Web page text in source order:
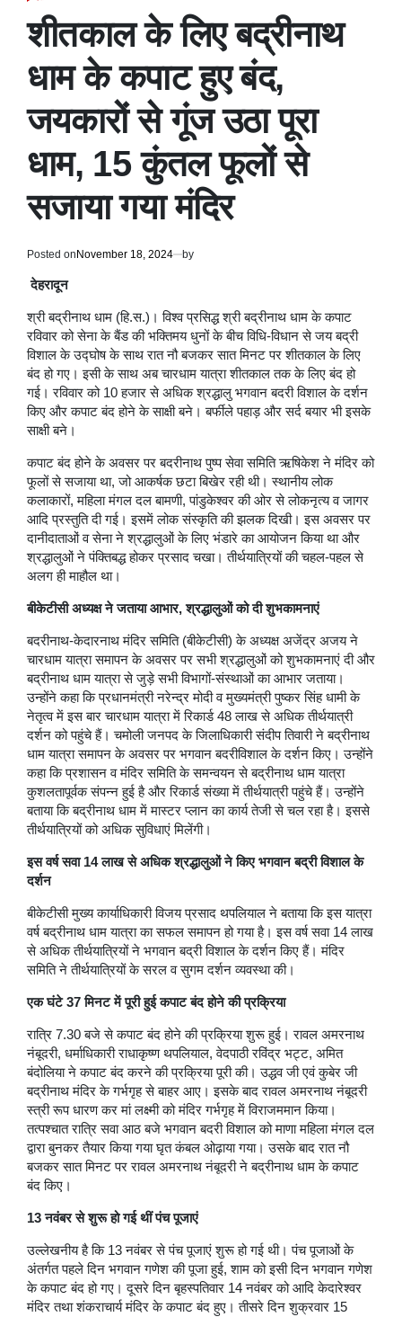
शीतकाल के लिए बद्रीनाथ
धाम के कपाट हुए बंद,
जयकारों से गूंज उठा पूरा
धाम, 15 कुंतल फूलों से
सजाया गया मंदिर
Posted onNovember 18, 2024 by
देहरादून
श्री बद्रीनाथ धाम (हि.स.)। विश्व प्रसिद्ध श्री बद्रीनाथ धाम के कपाट
रविवार को सेना के बैंड की भक्तिमय धुनों के बीच विधि-विधान से जय बद्री
विशाल के उद्घोष के साथ रात नौ बजकर सात मिनट पर शीतकाल के लिए
बंद हो गए। इसी के साथ अब चारधाम यात्रा शीतकाल तक के लिए बंद हो
गई। रविवार को 10 हजार से अधिक श्रद्धालु भगवान बदरी विशाल के दर्शन
किए और कपाट बंद होने के साक्षी बने। बर्फीले पहाड़ और सर्द बयार भी इसके
साक्षी बने।
कपाट बंद होने के अवसर पर बदरीनाथ पुष्प सेवा समिति ऋषिकेश ने मंदिर को
फूलों से सजाया था, जो आकर्षक छटा बिखेर रही थी। स्थानीय लोक
कलाकारों, महिला मंगल दल बामणी, पांडुकेश्वर की ओर से लोकनृत्य व जागर
आदि प्रस्तुति दी गई। इसमें लोक संस्कृति की झलक दिखी। इस अवसर पर
दानीदाताओं व सेना ने श्रद्धालुओं के लिए भंडारे का आयोजन किया था और
श्रद्धालुओं ने पंक्तिबद्ध होकर प्रसाद चखा। तीर्थयात्रियों की चहल-पहल से
अलग ही माहौल था।
बीकेटीसी अध्यक्ष ने जताया आभार, श्रद्धालुओं को दी शुभकामनाएं
बदरीनाथ-केदारनाथ मंदिर समिति (बीकेटीसी) के अध्यक्ष अजेंद्र अजय ने
चारधाम यात्रा समापन के अवसर पर सभी श्रद्धालुओं को शुभकामनाएं दी और
बद्रीनाथ धाम यात्रा से जुड़े सभी विभागों-संस्थाओं का आभार जताया।
उन्होंने कहा कि प्रधानमंत्री नरेन्द्र मोदी व मुख्यमंत्री पुष्कर सिंह धामी के
नेतृत्व में इस बार चारधाम यात्रा में रिकार्ड 48 लाख से अधिक तीर्थयात्री
दर्शन को पहुंचे हैं। चमोली जनपद के जिलाधिकारी संदीप तिवारी ने बद्रीनाथ
धाम यात्रा समापन के अवसर पर भगवान बदरीविशाल के दर्शन किए। उन्होंने
कहा कि प्रशासन व मंदिर समिति के समन्वयन से बद्रीनाथ धाम यात्रा
कुशलतापूर्वक संपन्न हुई है और रिकार्ड संख्या में तीर्थयात्री पहुंचे हैं। उन्होंने
बताया कि बद्रीनाथ धाम में मास्टर प्लान का कार्य तेजी से चल रहा है। इससे
तीर्थयात्रियों को अधिक सुविधाएं मिलेंगी।
इस वर्ष सवा 14 लाख से अधिक श्रद्धालुओं ने किए भगवान बद्री विशाल के
दर्शन
बीकेटीसी मुख्य कार्याधिकारी विजय प्रसाद थपलियाल ने बताया कि इस यात्रा
वर्ष बद्रीनाथ धाम यात्रा का सफल समापन हो गया है। इस वर्ष सवा 14 लाख
से अधिक तीर्थयात्रियों ने भगवान बद्री विशाल के दर्शन किए हैं। मंदिर
समिति ने तीर्थयात्रियों के सरल व सुगम दर्शन व्यवस्था की।
एक घंटे 37 मिनट में पूरी हुई कपाट बंद होने की प्रक्रिया
रात्रि 7.30 बजे से कपाट बंद होने की प्रक्रिया शुरू हुई। रावल अमरनाथ
नंबूदरी, धर्माधिकारी राधाकृष्ण थपलियाल, वेदपाठी रविंद्र भट्ट, अमित
बंदोलिया ने कपाट बंद करने की प्रक्रिया पूरी की। उद्धव जी एवं कुबेर जी
बद्रीनाथ मंदिर के गर्भगृह से बाहर आए। इसके बाद रावल अमरनाथ नंबूदरी
स्त्री रूप धारण कर मां लक्ष्मी को मंदिर गर्भगृह में विराजममान किया।
तत्पश्चात रात्रि सवा आठ बजे भगवान बदरी विशाल को माणा महिला मंगल दल
द्वारा बुनकर तैयार किया गया घृत कंबल ओढ़ाया गया। उसके बाद रात नौ
बजकर सात मिनट पर रावल अमरनाथ नंबूदरी ने बद्रीनाथ धाम के कपाट
बंद किए।
13 नवंबर से शुरू हो गई थीं पंच पूजाएं
उल्लेखनीय है कि 13 नवंबर से पंच पूजाएं शुरू हो गई थी। पंच पूजाओं के
अंतर्गत पहले दिन भगवान गणेश की पूजा हुई, शाम को इसी दिन भगवान गणेश
के कपाट बंद हो गए। दूसरे दिन बृहस्पतिवार 14 नवंबर को आदि केदारेश्वर
मंदिर तथा शंकराचार्य मंदिर के कपाट बंद हुए। तीसरे दिन शुक्रवार 15